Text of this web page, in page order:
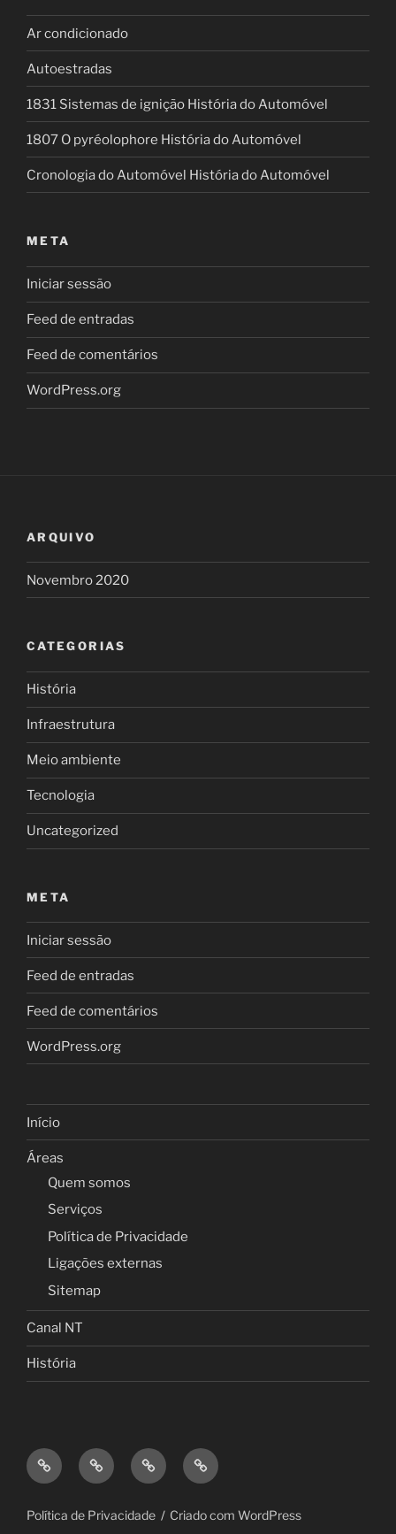
Ar condicionado
Autoestradas
1831 Sistemas de ignição História do Automóvel
1807 O pyréolophore História do Automóvel
Cronologia do Automóvel História do Automóvel
META
Iniciar sessão
Feed de entradas
Feed de comentários
WordPress.org
ARQUIVO
Novembro 2020
CATEGORIAS
História
Infraestrutura
Meio ambiente
Tecnologia
Uncategorized
META
Iniciar sessão
Feed de entradas
Feed de comentários
WordPress.org
Início
Áreas
Quem somos
Serviços
Política de Privacidade
Ligações externas
Sitemap
Canal NT
História
Início Áreas
Canal
NT
História
Política de Privacidade Criado com WordPress